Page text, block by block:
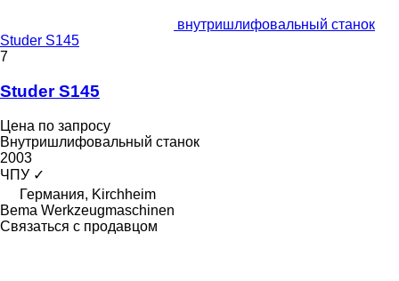
внутришлифовальный станок
Studer S145
7
Studer S145
Цена по запросу
Внутришлифовальный станок
2003
ЧПУ ✓
Германия, Kirchheim
Bema Werkzeugmaschinen
Связаться с продавцом